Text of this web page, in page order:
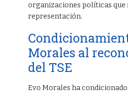
organizaciones políticas que
representación.
Morales al
del TSE
Evo Morales ha